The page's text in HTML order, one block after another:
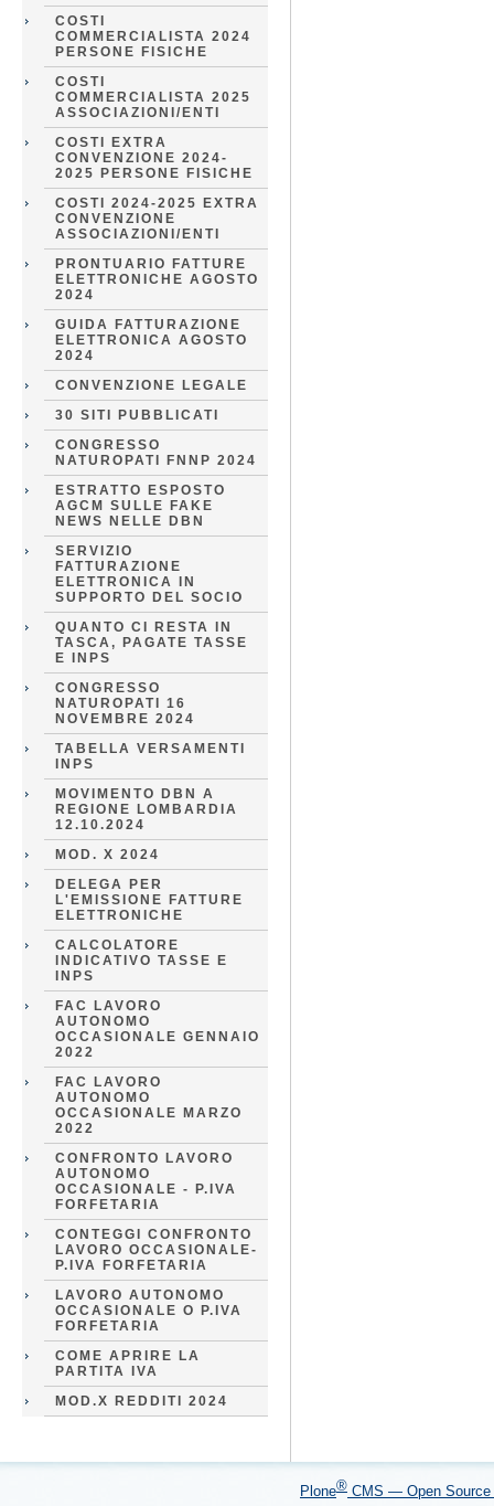
COSTI
COMMERCIALISTA 2024
PERSONE FISICHE
COSTI
COMMERCIALISTA 2025
ASSOCIAZIONI/ENTI
COSTI EXTRA
CONVENZIONE 2024-
2025 PERSONE FISICHE
COSTI 2024-2025 EXTRA
CONVENZIONE
ASSOCIAZIONI/ENTI
PRONTUARIO FATTURE
ELETTRONICHE AGOSTO
2024
GUIDA FATTURAZIONE
ELETTRONICA AGOSTO
2024
CONVENZIONE LEGALE
30 SITI PUBBLICATI
CONGRESSO
NATUROPATI FNNP 2024
ESTRATTO ESPOSTO
AGCM SULLE FAKE
NEWS NELLE DBN
SERVIZIO
FATTURAZIONE
ELETTRONICA IN
SUPPORTO DEL SOCIO
QUANTO CI RESTA IN
TASCA, PAGATE TASSE
E INPS
CONGRESSO
NATUROPATI 16
NOVEMBRE 2024
TABELLA VERSAMENTI
INPS
MOVIMENTO DBN A
REGIONE LOMBARDIA
12.10.2024
MOD. X 2024
DELEGA PER
L'EMISSIONE FATTURE
ELETTRONICHE
CALCOLATORE
INDICATIVO TASSE E
INPS
FAC LAVORO
AUTONOMO
OCCASIONALE GENNAIO
2022
FAC LAVORO
AUTONOMO
OCCASIONALE MARZO
2022
CONFRONTO LAVORO
AUTONOMO
OCCASIONALE - P.IVA
FORFETARIA
CONTEGGI CONFRONTO
LAVORO OCCASIONALE-
P.IVA FORFETARIA
LAVORO AUTONOMO
OCCASIONALE O P.IVA
FORFETARIA
COME APRIRE LA
PARTITA IVA
MOD.X REDDITI 2024
Plone® CMS — Open Source